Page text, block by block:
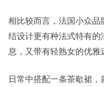
相比较而言，法国小众品
结设计更有种法式特有
息，又带有轻熟女的优雅
日常中搭配一条茶歇裙